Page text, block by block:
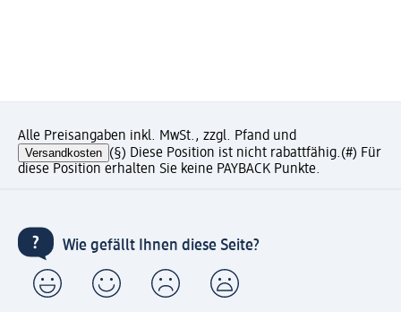
Alle Preisangaben inkl. MwSt., zzgl. Pfand und
Versandkosten (§) Diese Position ist nicht rabattfähig.(#) Für
diese Position erhalten Sie keine PAYBACK Punkte.
Wie gefällt Ihnen diese Seite?